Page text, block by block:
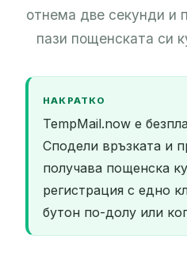
отнема две секунди и
пази пощенската си
НАКРАТКО
TempMail.now е
Сподели връзката и
получава пощенска
регистрация с едно
бутон по-долу или